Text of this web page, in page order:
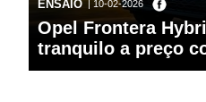
ENSAIO | 10-02-2026
Opel Frontera
tranquilo a preço